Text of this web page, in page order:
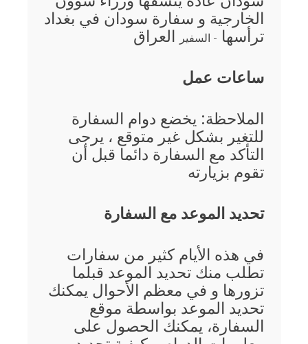
الخارجية و سفارة سودان في بغداد
ترأسها - السفير العراق
ساعات عمل
الملاحظة: يخضع دوام السفارة
للتغير بشكل غير متوقع ، يرجى
التأكد مع السفارة دائما قبل أن
تقوم بزيارته
تحديد الموعد مع السفارة
في هذه الأيام كثير من سفارات
تطلب منك تحديد الموعد قبلما
تزورها و في معظم الأحوال يمكنك
تحديد الموعد بواسطة موقع
السفارة، يمكنك الحصول على